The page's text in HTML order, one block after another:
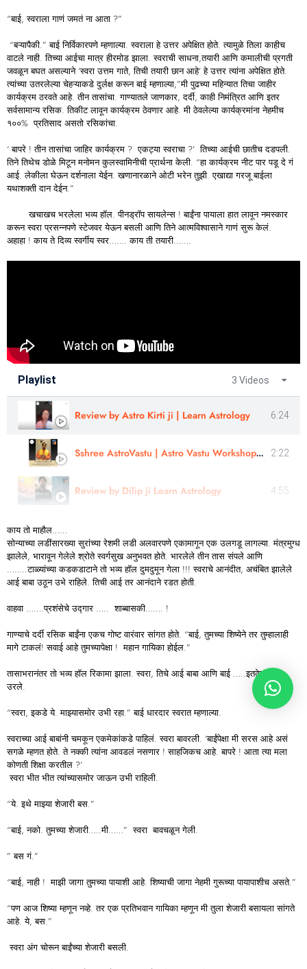
“बाई, स्वराला गाणं जमतं ना आता ?”
“बऱ्यापैकी.” बाई निर्विकारपणे म्हणाल्या. स्वराला हे उत्तर अपेक्षित होते. त्यामुळे तिला काहीच
वाटले नाही. तिच्या आईचा मात्र हीरमोड झाला. स्वराची साधना,तयारी आणि कमालीची प्रगती
जवळून बघत असल्याने ‘स्वरा उत्तम गाते, तिची तयारी छान आहे’ हे उत्तर त्यांना अपेक्षित होते.
त्यांच्या उतरलेल्या चेहऱ्याकडे दुर्लक्ष करून बाई म्हणाल्या,”मी पुढच्या महिन्यात तिचा जाहीर
कार्यक्रम ठरवते आहे. तीन तासांचा. गाण्यातले जाणकार, दर्दी, काही निमंत्रित आणि इतर
सर्वसामान्य रसिक. तिकीट लावून कार्यक्रम ठेवणार आहे. मी ठेवलेल्या कार्यक्रमांना नेहमीच
१००% प्रतिसाद असतो रसिकांचा.
‘ बापरे ! तीन तासांचा जाहिर कार्यक्रम ? एकट्या स्वराचा ?’ तिच्या आईची छातीच दडपली.
तिने तिथेच डोळे मिटून मनोमन कुलस्वामिनीची प्रार्थना केली. “हा कार्यक्रम नीट पार पडू दे गं
आई. लेकीला घेऊन दर्शनाला येईन. खणानारळाने ओटी भरेन तुझी. एखाद्या गरजू बाईला
यथाशक्ती दान देईन.”
खचाखच भरलेला भव्य हॉल. पीनड्राॅप सायलेन्स ! बाईंना पायाला हात लावून नमस्कार
करून स्वरा प्रसन्नपणे स्टेजवर येऊन बसली आणि तिने आत्मविश्वासाने गाणं सुरू केलं.
अहाहा ! काय ते दिव्य स्वर्गीय स्वर……. काय ती तयारी…….
Playlist 3 Videos
Review by Astro Kirti ji | Learn Astrology 6:24
Sshree AstroVastu | Astro Vastu Workshop | Review |Astrologer Rajendra Singh | Uttarakhand 2:22
Review by Dilip ji Learn Astrology 4:55
काय तो माहौल……
सोन्याच्या लडींसारख्या सुरांच्या रेशमी लडी अलवारपणे एकामागून एक उलगडू लागल्या. मंत्रमुग्ध
झालेले, भारावून गेलेले श्रोते स्वर्गसुख अनुभवत होते. भारलेले तीन तास संपले आणि
……..टाळ्यांच्या कडकडाटाने तो भव्य हॉल दुमदुमून गेला !!! स्वराचे आनंदीत, अचंबित झालेले
आई बाबा उठून उभे राहिले. तिची आई तर आनंदाने रडत होती.
वाहवा …….प्रशंसेचे उद्गार ….. शाब्बासकी……. !
गाण्याचे दर्दी रसिक बाईंना एकच गोष्ट वारंवार सांगत होते. “बाई, तुमच्या शिष्येने तर तुम्हालाही
मागे टाकलं! सवाई आहे तुमच्यापेक्षा ! महान गायिका होईल.”
तासाभरानंतर तो भव्य हॉल रिकामा झाला. स्वरा, तिचे आई बाबा आणि बाई …..इतकेच जण
उरले.
“स्वरा, इकडे ये. माझ्यासमोर उभी रहा.” बाई धारदार स्वरात म्हणाल्या.
स्वराच्या आई बाबांनी चमकून एकमेकांकडे पाहिलं. स्वरा बावरली. ‘बाईंपेक्षा मी सरस आहे असं
सगळे म्हणत होते. ते नक्की त्यांना आवडलं नसणार ! साहजिकच आहे. बापरे ! आता त्या मला
कोणती शिक्षा करतील ?’
स्वरा भीत भीत त्यांच्यासमोर जाऊन उभी राहिली.
“ये. इथे माझ्या शेजारी बस.”
“बाई, नको. तुमच्या शेजारी…..मी……” स्वरा बावचळून गेली.
” बस गं.”
“बाई, नाही ! माझी जागा तुमच्या पायाशी आहे. शिष्याची जागा नेहमी गुरूच्या पायापाशीच असते.”
“पण आज शिष्या म्हणून नव्हे. तर एक प्रतिभवान गायिका म्हणून मी तुला शेजारी बसायला सांगते
आहे. ये, बस.”
स्वरा अंग चोरून बाईंच्या शेजारी बसली.